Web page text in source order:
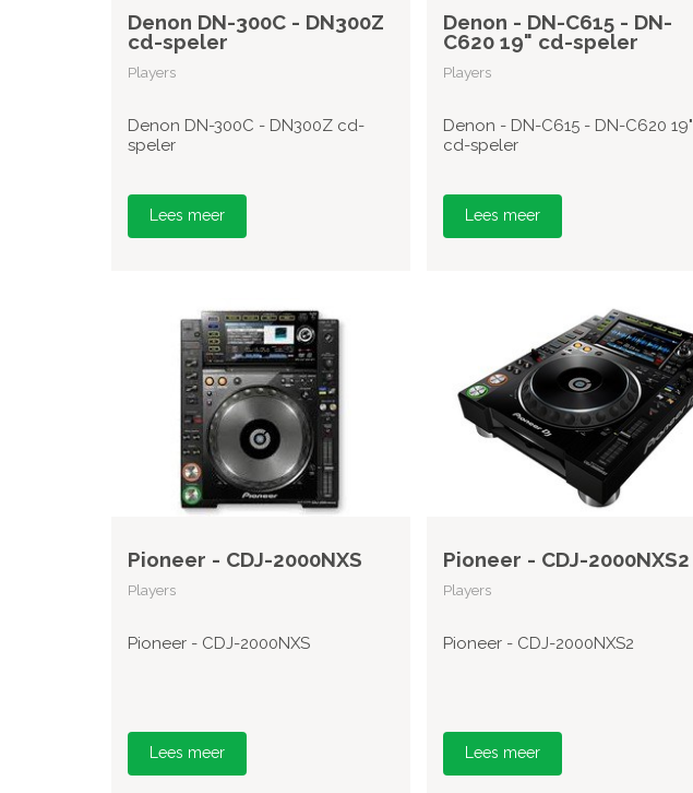
Denon DN-300C - DN300Z
cd-speler
Players
Denon DN-300C - DN300Z cd-
speler
Lees meer
Denon - DN-C615 - DN-
C620 19" cd-speler
Players
Denon - DN-C615 - DN-C620 19"
cd-speler
Lees meer
Pioneer - CDJ-2000NXS
Players
Pioneer - CDJ-2000NXS
Lees meer
Pioneer - CDJ-2000NXS2
Players
Pioneer - CDJ-2000NXS2
Lees meer